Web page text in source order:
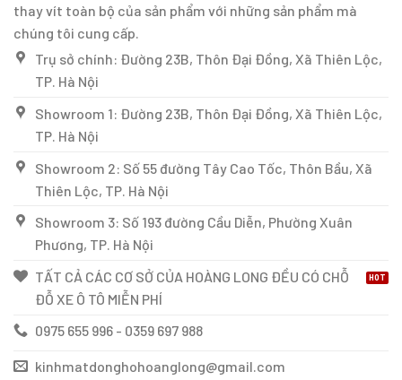
thay vít toàn bộ của sản phẩm với những sản phẩm mà
chúng tôi cung cấp.
Trụ sở chính: Đường 23B, Thôn Đại Đồng, Xã Thiên Lộc,
TP. Hà Nội
Showroom 1: Đường 23B, Thôn Đại Đồng, Xã Thiên Lộc,
TP. Hà Nội
Showroom 2: Số 55 đường Tây Cao Tốc, Thôn Bầu, Xã
Thiên Lộc, TP. Hà Nội
Showroom 3: Số 193 đường Cầu Diễn, Phường Xuân
Phương, TP. Hà Nội
TẤT CẢ CÁC CƠ SỞ CỦA HOÀNG LONG ĐỀU CÓ CHỖ
ĐỖ XE Ô TÔ MIỄN PHÍ
0975 655 996 - 0359 697 988
kinhmatdonghohoanglong@gmail.com